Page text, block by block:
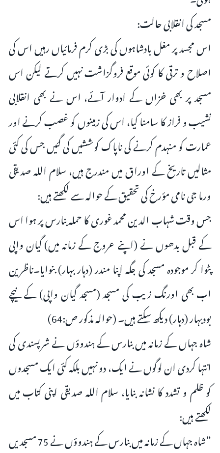
مسجد کی انقلابی حالت:
اس مجسد پر مغل بادشاہوں کی بڑی کرم فرمائیاں رہیں اس کی
اصلاح و ترقی کا کوئی موقع فروگزاشت نہیں کرتے لیکن اس
مسجد پر بھی خزاں کے ادوار آئے، اس نے بھی انقلابی
نشیب و فراز کا سامنا کیا، اس کی زمینوں کو غصب کرنے اور
عمارت کو منہدم کرنے کی ناپاک کوششیں کی گئیں جس کی کئی
مثالیں تاریخ کے اوراق میں مندرج ہیں، سلام اللہ صدیقی
ورما جی نامی مؤرخ کی تحقیق کے حوالہ سے لکھتے ہیں:
جس وقت شہاب الدین محمد غوری کا حملہ بنارس پر ہوا اس
کے قبل بدھوں نے (اپنے عروج کے زمانہ میں) گیان واپی
پٹوا کر موجودہ مسجد کی جگہ اپنا مندر (دہار بہار) بنوایا۔ناظرین
اب بھی اورنگ زیب کی مسجد (مسجد گیان واپی) کے نیچے
بودبہار (دہار) دیکھ سکتے ہیں۔ (حوالہ مذکور ص:64)
شاہ جہاں کے زمانہ میں بنارس کے ہندوؤں نے شرپسندی کی
انتہا کردی ان لوگوں نے ایک، دو نہیں بلکہ کئی ایک مسجدوں
کو ظلم و تشدد کا نشانہ بنایا، سلام اللہ صدیقی اپنی کتاب میں
لکھتے ہیں:
“شاہ جہاں کے زمانہ میں بنارس کے ہندوؤں نے 75 مسجدیں